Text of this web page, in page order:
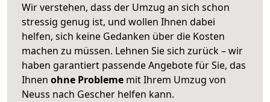
Wir verstehen, dass der Umzug an sich schon
stressig genug ist, und wollen Ihnen dabei
helfen, sich keine Gedanken über die Kosten
machen zu müssen. Lehnen Sie sich zurück – wir
haben garantiert passende Angebote für Sie, das
Ihnen ohne Probleme mit Ihrem Umzug von
Neuss nach Gescher helfen kann.